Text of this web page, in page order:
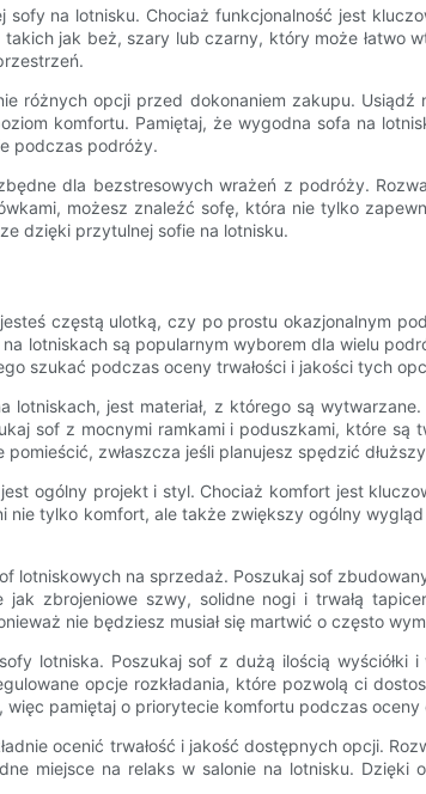
na lotnisku. Chociaż funkcjonalność jest
jak beż, szary lub czarny, który może łatwo
różnych opcji przed dokonaniem zakupu.
komfortu. Pamiętaj, że wygodna sofa na
podczas podróży.
dla bezstresowych wrażeń z podróży.
możesz znaleźć sofę, która nie tylko
dzięki przytulnej sofie na lotnisku.
częstą ulotką, czy po prostu okazjonalnym
lotniskach są popularnym wyborem dla wielu
szukać podczas oceny trwałości i jakości tych
jest materiał, z którego są
sof z mocnymi ramkami i poduszkami, które
zwłaszcza jeśli planujesz spędzić
ogólny projekt i styl. Chociaż komfort jest
tylko komfort, ale także zwiększy ogólny
lotniskowych na sprzedaż. Poszukaj sof
zbrojeniowe szwy, solidne nogi i trwałą
nie będziesz musiał się martwić o często
lotniska. Poszukaj sof z dużą ilością
opcje rozkładania, które pozwolą ci
pamiętaj o priorytecie komfortu podczas oceny
ocenić trwałość i jakość dostępnych opcji.
miejsce na relaks w salonie na lotnisku. Dzięki